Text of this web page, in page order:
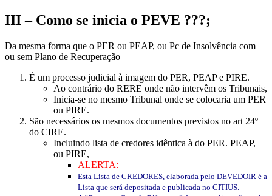
III – Como se inicia o PEVE ???;
Da mesma forma que o PER ou PEAP, ou Pc de Insolvência com
ou sem Plano de Recuperação
É um processo judicial à imagem do PER, PEAP e PIRE.
Ao contrário do RERE onde não intervêm os Tribunais,
Inicia-se no mesmo Tribunal onde se colocaria um PER
ou PIRE.
São necessários os mesmos documentos previstos no art 24º
do CIRE.
Incluindo lista de credores idêntica à do PER. PEAP,
ou PIRE,
ALERTA:
Esta Lista de CREDORES, elaborada pelo DEVEDOIR é a
Lista que será depositada e publicada no CITIUS.